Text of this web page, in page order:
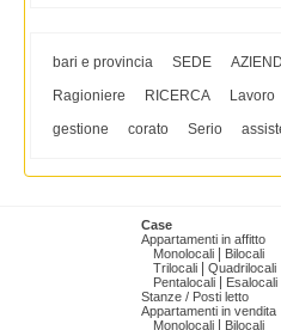
bari e provincia SEDE
Ragioniere
RICERCA
Lavoro
gestione
corato Serio
Case
Appartamenti in affitto
Monolocali
Bilocali
Trilocali
Quadrilocali
Pentalocali
Esalocali
Stanze / Posti letto
Appartamenti in vendita
Monolocali
Bilocali